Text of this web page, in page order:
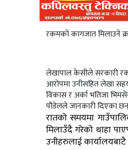
रकमको कागजात मिलाउने
लेखापाल केसीले सरकारी
आरोपमा उनीसहित लेखा
विकास र अर्का भतिजा
पौडेलले जानकारी दिएका
रातको समयमा
मिलाउँदै गरेको थाहा
उनीहरुलाई